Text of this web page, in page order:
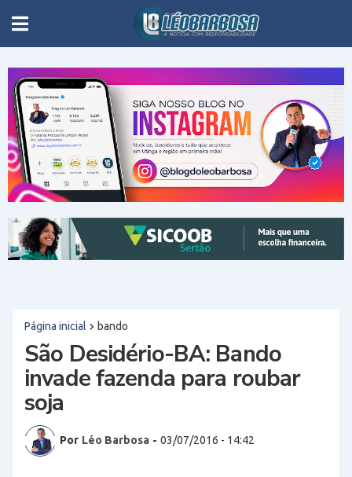
Página inicial bando
São Desidério-BA: Bando
invade fazenda para roubar
soja
Por Léo Barbosa - 03/07/2016 - 14:42